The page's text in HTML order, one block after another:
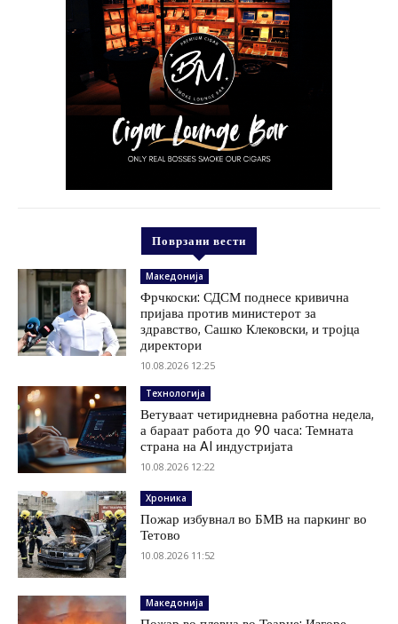
Поврзани вести
Македонија
Фрчкоски: СДСМ поднесе кривична
пријава против министерот за
здравство, Сашко Клековски, и тројца
директори
10.08.2026 12:25
Технологија
Ветуваат четиридневна работна недела,
а бараат работа до 90 часа: Темната
страна на AI индустријата
10.08.2026 12:22
Хроника
Пожар избувнал во БМВ на паркинг во
Тетово
10.08.2026 11:52
Македонија